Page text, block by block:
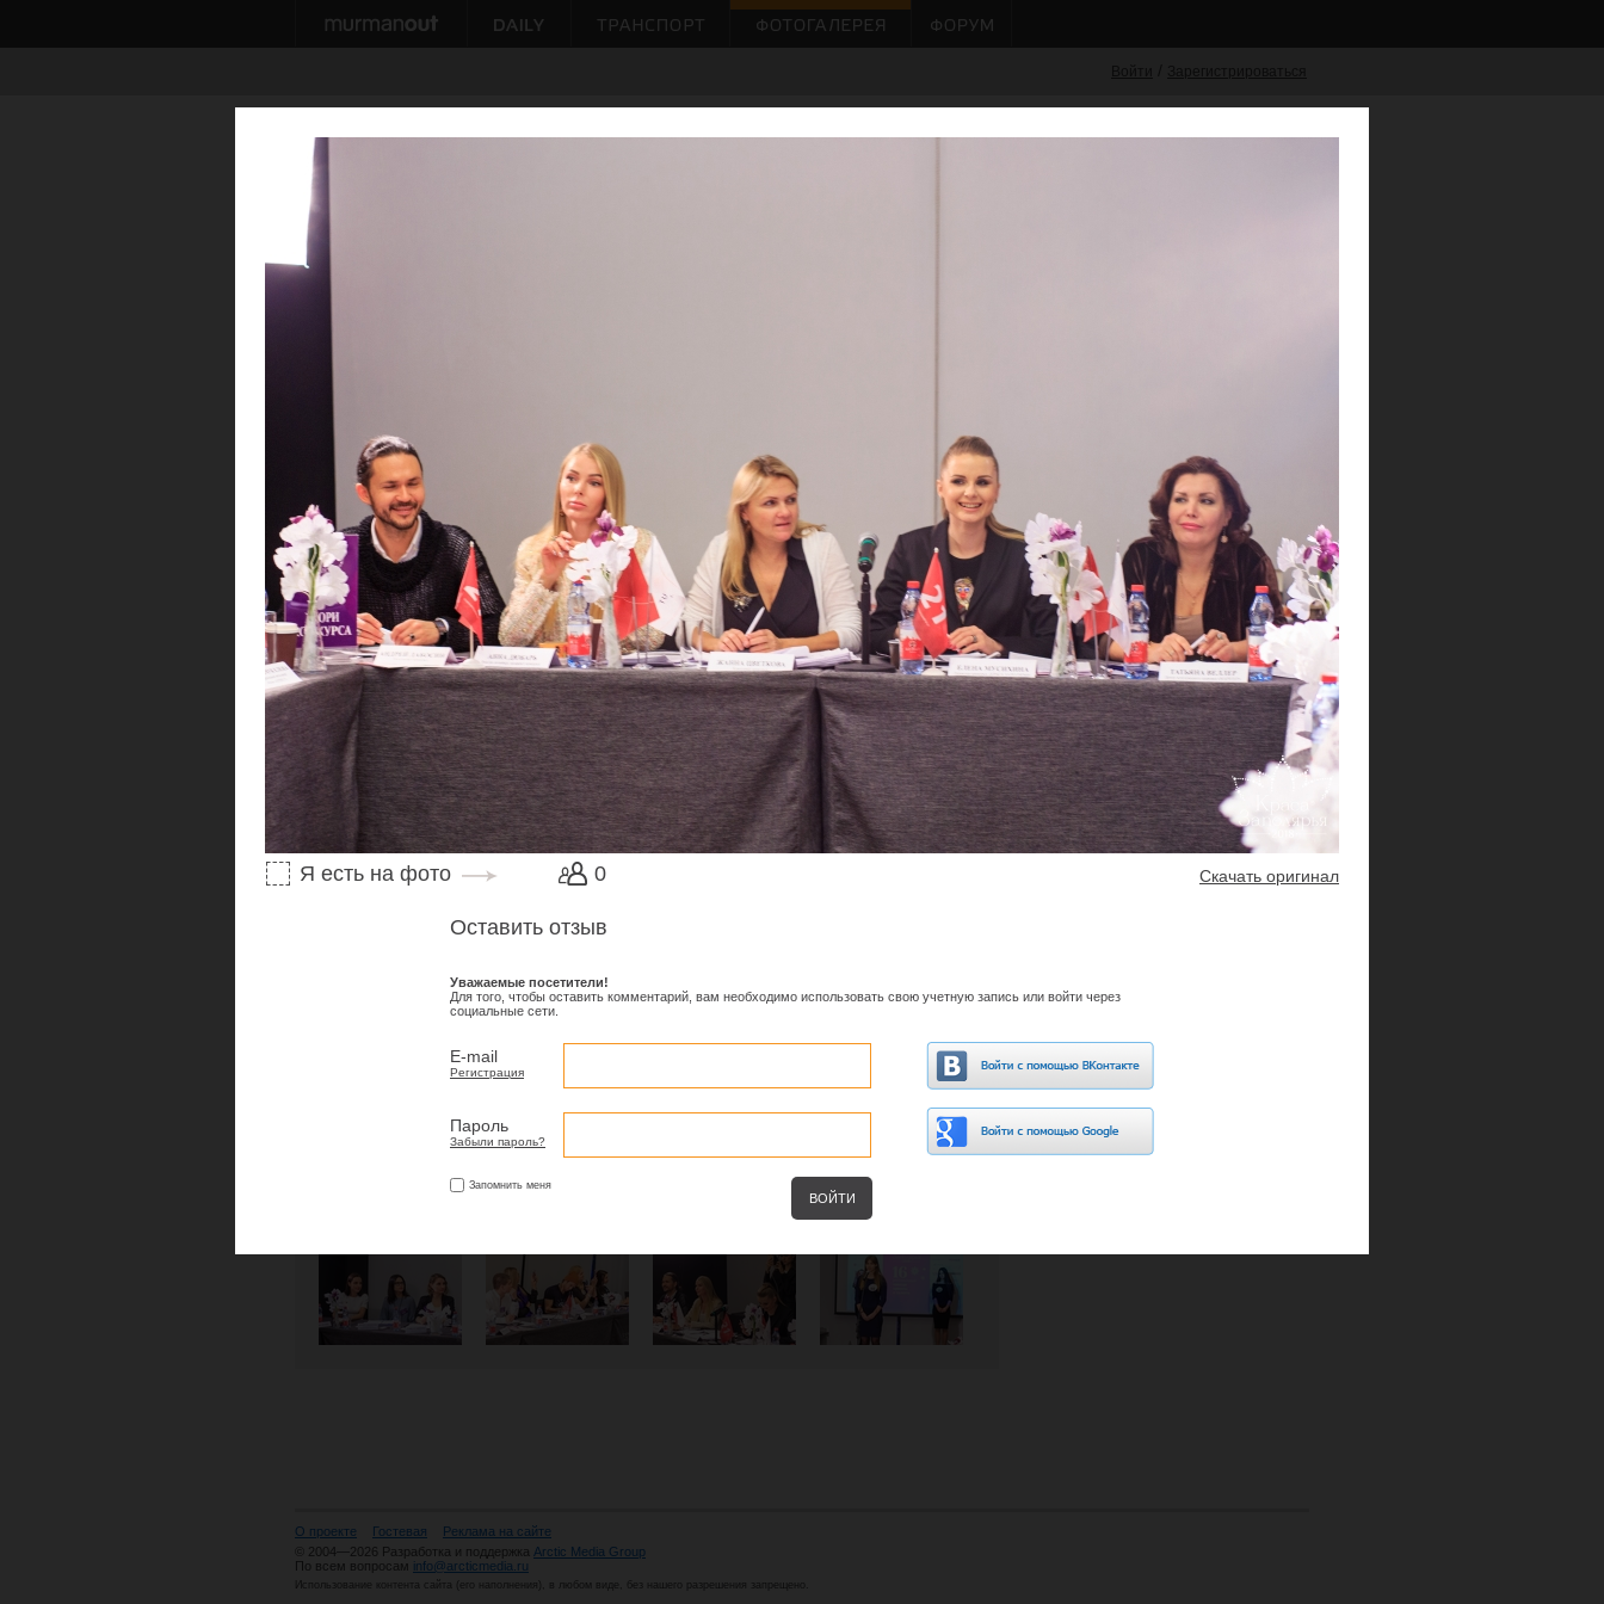
Краса Заполярья 2018. Закрытый кастинг
29 января 2018
О проекте Гостевая
Реклама на сайте
© 2004—2026 Разработка и поддержка Arctic Media Group
По всем вопросам info@arcticmedia.ru
Использование контента сайта (его наполнения), в любом виде, без нашего разрешения запрещено.
Скачать оригинал
0
Я есть на фото
Оставить отзыв
Уважаемые посетители!
Для того, чтобы оставить комментарий, вам необходимо использовать свою учетную запись или войти через
социальные сети.
E-mail
Регистрация
Пароль
Забыли пароль?
Запомнить меня